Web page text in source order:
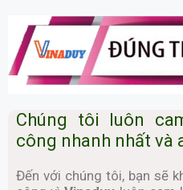
Chúng tôi luôn
công nhanh nhất và
Đến với chúng tôi, bạn sẽ